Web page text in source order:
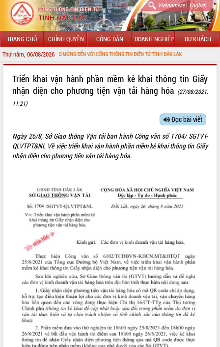
Vietnamese| English
TRANG CHỦ CHÍNH QUYỀN CÔNG DÂN DOANH NGHIỆP DU KHÁCH
Thứ năm, 06/08/2026
CHÀO MỪNG ĐẾN VỚI CỔNG THÔNG TIN ĐIỆN TỬ TỈNH ĐẮK LẮK
LÃNH ĐẠO UBND TỈNH
SỞ, BAN, NGÀNH
UBND CÁC XÃ, PHƯỜNG
HỆ THỐNG VĂN BẢN
VĂN BẢN HĐND TỈNH
ĐIỂM TIN VĂN BẢN
QUY HOẠCH - KẾ HOẠCH
Triển khai vận hành phần mềm kê khai thông tin Giấy
nhận diện cho phương tiện vận tải hàng hóa (27/08/2021,
11:21)
Đọc bài viết
Ngày 26/8, Sở Giao thông Vận tải ban hành Công văn số 1704/ SGTVT-
QLVTPT&NL Về việc triển khai vận hành phần mềm kê khai thông tin Giấy
nhận diện cho phương tiện vận tải hàng hóa.